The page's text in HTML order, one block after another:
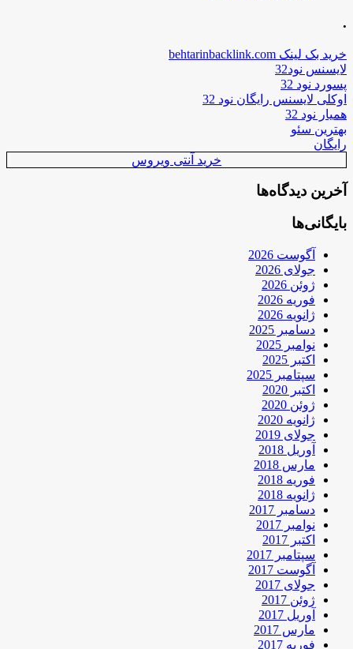
.
خرید بک لینک behtarinbacklink.com
لایسنس نود32
پسورد نود 32
اوکلی لایسنس رایگان نود 32
همیار نود 32
بهترین سئو
رایگان
خرید آنتی ویروس
آخرین دیدگاه‌ها
بایگانی‌ها
آگوست 2026
جولای 2026
ژوئن 2026
فوریه 2026
ژانویه 2026
دسامبر 2025
نوامبر 2025
اکتبر 2025
سپتامبر 2025
اکتبر 2020
ژوئن 2020
ژانویه 2020
جولای 2019
آوریل 2018
مارس 2018
فوریه 2018
ژانویه 2018
دسامبر 2017
نوامبر 2017
اکتبر 2017
سپتامبر 2017
آگوست 2017
جولای 2017
ژوئن 2017
آوریل 2017
مارس 2017
فوریه 2017